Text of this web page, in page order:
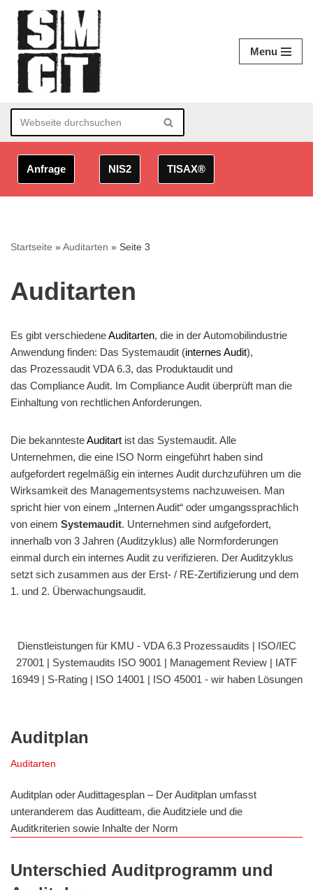
Zum
Inhalt
springen
Menu
Anfrage NIS2 TISAX®
Startseite »Auditarten » Seite 3
Auditarten
Es gibt verschiedeneAuditarten, die in der Automobilindustrie
Anwendung finden: Das Systemaudit (internes Audit),
das Prozessaudit VDA 6.3, das Produktaudit und
das Compliance Audit. Im Compliance Audit überprüft man die
Einhaltung von rechtlichen Anforderungen.
Die bekanntesteAuditart ist das Systemaudit. Alle
Unternehmen, die eine ISO Norm eingeführt haben sind
aufgefordert regelmäßig ein internes Audit durchzuführen um die
Wirksamkeit des Managementsystems nachzuweisen. Man
spricht hier von einem „Internen Audit“ oder umgangssprachlich
von einem Systemaudit. Unternehmen sind aufgefordert,
innerhalb von 3 Jahren (Auditzyklus) alle Normforderungen
einmal durch ein internes Audit zu verifizieren. Der Auditzyklus
setzt sich zusammen aus der Erst- / RE-Zertifizierung und dem
1. und 2. Überwachungsaudit.
Dienstleistungen für KMU - VDA 6.3 Prozessaudits | ISO/IEC
27001 | Systemaudits ISO 9001 | Management Review | IATF
16949 | S-Rating | ISO 14001 | ISO 45001 - wir haben Lösungen
Auditplan
Auditarten
Auditplan oder Audittagesplan – Der Auditplan umfasst
unteranderem das Auditteam, die Auditziele und die
Auditkriterien sowie Inhalte der Norm
Unterschied Auditprogramm und